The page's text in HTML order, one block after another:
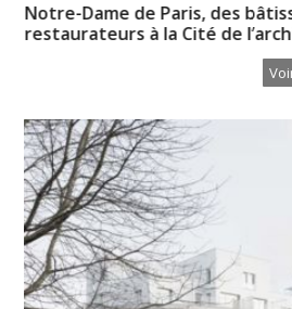
Notre-Dame de Paris, des
restaurateurs à la Cité de